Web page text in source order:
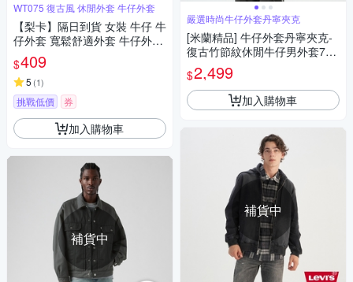
WT075 復古風 休閒外套 牛仔外套
【梨卡】隔日到貨 女裝 牛仔 牛
仔外套 寬鬆舒適外套 牛仔外套
復古風 休閒外套長袖 長袖上衣
WT075【現貨24H】
$409
5 (1)
挑戰低價 券
加入購物車
補貨中
嚴選時尚牛仔外套丹寧夾克
[米蘭精品] 牛仔外套丹寧夾克-
復古竹節紋休閒牛仔男外套74iz
50
$2,499
加入購物車
補貨中